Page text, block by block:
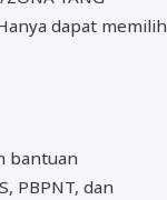
dapat memilih
bantuan
PBPNT, dan